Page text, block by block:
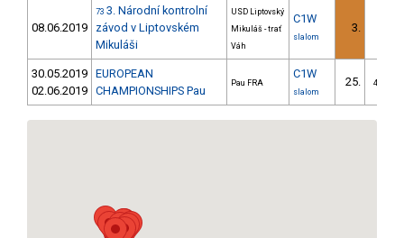
08.06.2019
73 3. Národní kontrolní
závod v Liptovském
Mikuláši
USD Liptovský
Mikuláš - trať
Váh
C1W
slalom
3.
30.05.2019
02.06.2019
EUROPEAN
CHAMPIONSHIPS Pau
Pau FRA
C1W
slalom
25. 4/U23